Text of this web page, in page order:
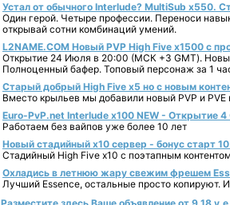
Устал от обычного Interlude? MultiSub x550.
Один герой. Четыре профессии. Переноси
открывай сотни комбинаций умений.
L2NAME.COM Новый PVP High Five x1500 с
Открытие 24 Июля в 20:00 (МСК +3 GMT).
Полноценный бафер. Топовый персонаж за 1
Старый добрый High Five x5 но с новым
Вместо крыльев мы добавили новый PVP и PVE
Euro-PvP.net Interlude х100 NEW - Открытие 4
Работаем без вайпов уже более 10 лет
Новый стадийный х10 сервер - бонус старт
Стадийный High Five x10 с поэтапным
Охладись в летнюю жару свежим фрешем
Лучший Essence, остальные просто копируют.